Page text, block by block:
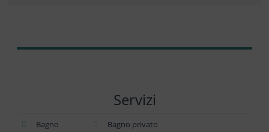
Servizi
Bagno
Bagno privato